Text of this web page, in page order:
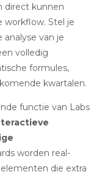
direct kunnen
workflow. Stel je
van je
volledig
formules,
kwartalen.
functie van Labs
worden real-
die extra